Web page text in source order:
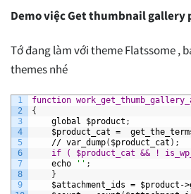
Demo việc Get thumbnail gallery
Tớ đang làm với theme Flatssome ,
themes nhé
1
2
3
4
5
6
7
8
9
function
{
global
$product ;
$product_cat =
// var_dump( $product_cat ) ;
if ( $product_cat && !
echo
'' ;
}
$attachment_ids = $product-